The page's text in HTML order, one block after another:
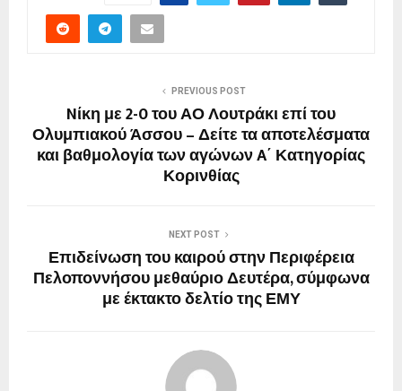
PREVIOUS POST
Nίκη με 2-0 του ΑΟ Λουτράκι επί του
Ολυμπιακού Άσσου – Δείτε τα αποτελέσματα
και βαθμολογία των αγώνων A΄ Κατηγορίας
Κορινθίας
NEXT POST
Επιδείνωση του καιρού στην Περιφέρεια
Πελοποννήσου μεθαύριο Δευτέρα, σύμφωνα
με έκτακτο δελτίο της ΕΜΥ